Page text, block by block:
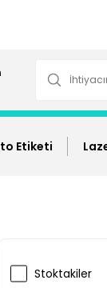
Etiketi
Stoktakiler